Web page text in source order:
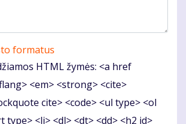
formatus
HTML žymės: <a href
<em> <strong> <cite>
cite> <code> <ul type> <ol
type> <li> <dl> <dt> <dd> <h2 id>